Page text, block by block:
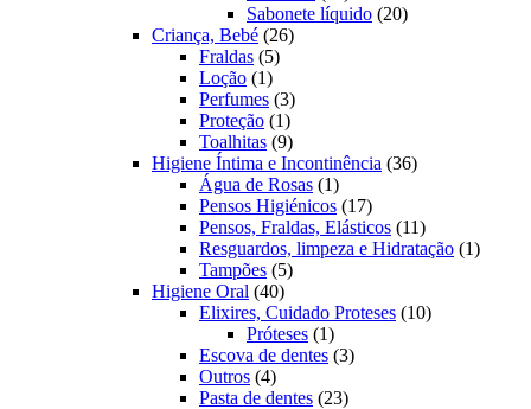
produtos
Sabonete líquido 2020
Criança, Bebé 2626
Fraldas 55
Loção 11
produto
Perfumes 33
produtos
Proteção 11
produto
Toalhitas 99
produtos
Higiene Íntima e Incontinência 3636
Água de Rosas 11
produto
Pensos Higiénicos 1717
produtos
Pensos, Fraldas, Elásticos 1111
produtos
Resguardos, limpeza e Hidratação 11
Tampões 55
Higiene Oral 4040
produtos
Elixires, Cuidado Proteses 1010
Próteses 11
produto
Escova de dentes 33
Outros 44
produtos
Pasta de dentes 2323